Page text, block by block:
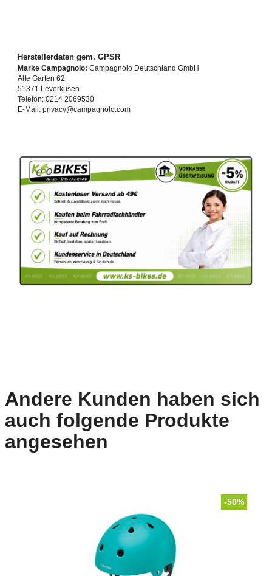
Herstellerdaten gem. GPSR
Marke Campagnolo: Campagnolo Deutschland GmbH
Alte Garten 62
51371 Leverkusen
Telefon: 0214 2069530
E-Mail: privacy@campagnolo.com
Andere Kunden haben sich
auch folgende Produkte
angesehen
-50%